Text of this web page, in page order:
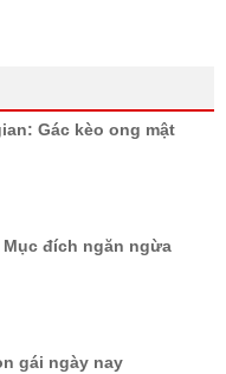
Gác kèo ong mật
đích ngăn ngừa
gái ngày nay